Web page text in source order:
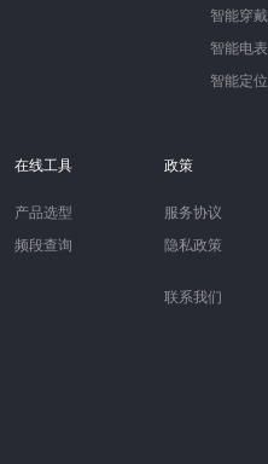
智能穿戴
智能电表
智能定位
在线工具
产品选型
频段查询
政策
服务协议
隐私政策
联系我们